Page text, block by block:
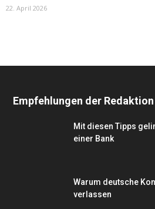
22. April 2026
Empfehlungen der Redaktion
Mit diesen Tipps
einer Bank
Warum deutsche
verlassen